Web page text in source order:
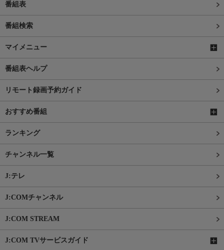
番組表
番組検索
マイメニュー
番組表ヘルプ
リモート録画予約ガイド
おすすめ番組
ランキング
チャンネル一覧
J:テレ
J:COMチャンネル
J:COM STREAM
J:COM TVサービスガイド